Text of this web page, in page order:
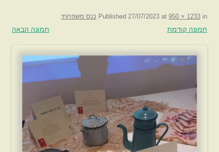
Published 27/07/2023 at 950 × 1233 in כנס משפחתי.
תמונה קודמת תמונה הבאה